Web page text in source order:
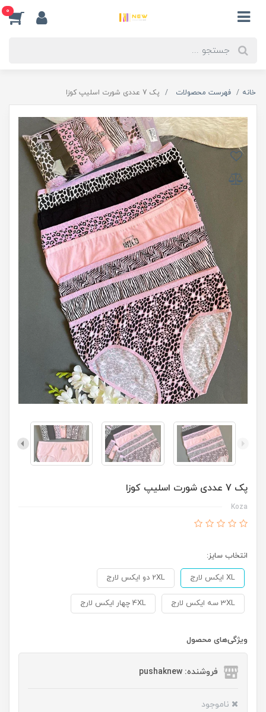
0
خانه فهرست محصولات پک 7 عددی شورت اسلیپ کوزا
پک 7 عددی شورت اسلیپ کوزا
Koza
انتخاب سایز:
XL ایکس لارج 2XL دو ایکس لارج
3XL سه ایکس لارج 4XL چهار ایکس لارج
ویژگی‌های محصول
فروشنده: pushaknew
ناموجود